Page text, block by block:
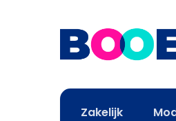
Zakelijk